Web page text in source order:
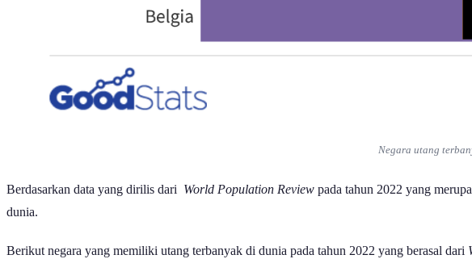
Negara utang
Berdasarkan data yang dirilis dari World Population Review pada tahun 2022 yang
dunia.
Berikut negara yang memiliki utang terbanyak di dunia pada tahun 2022 yang berasal dari